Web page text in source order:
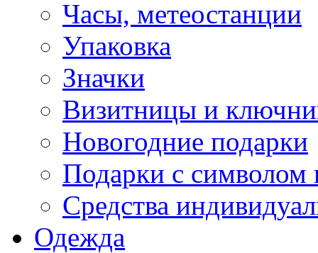
Часы, метеостанции
Упаковка
Значки
Визитницы и
Новогодние подарки
Подарки с символом
Средства
Одежда